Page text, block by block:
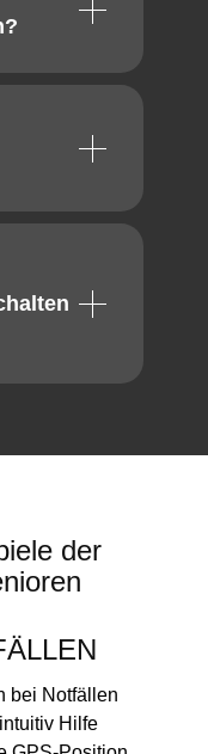
der
bei Notfällen
Hilfe